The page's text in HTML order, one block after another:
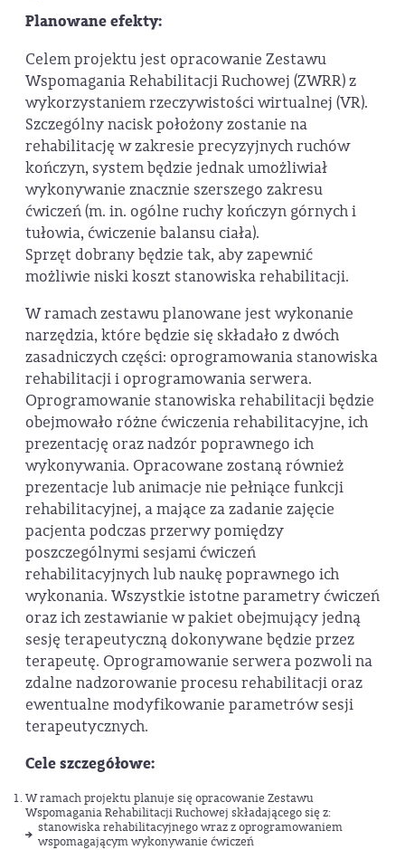
Planowane efekty:
Celem projektu jest opracowanie Zestawu
Wspomagania Rehabilitacji Ruchowej (ZWRR) z
wykorzystaniem rzeczywistości wirtualnej (VR).
Szczególny nacisk położony zostanie na
rehabilitację w zakresie precyzyjnych ruchów
kończyn, system będzie jednak umożliwiał
wykonywanie znacznie szerszego zakresu
ćwiczeń (m. in. ogólne ruchy kończyn górnych i
tułowia, ćwiczenie balansu ciała).
Sprzęt dobrany będzie tak, aby zapewnić
możliwie niski koszt stanowiska rehabilitacji.
W ramach zestawu planowane jest wykonanie
narzędzia, które będzie się składało z dwóch
zasadniczych części: oprogramowania stanowiska
rehabilitacji i oprogramowania serwera.
Oprogramowanie stanowiska rehabilitacji będzie
obejmowało różne ćwiczenia rehabilitacyjne, ich
prezentację oraz nadzór poprawnego ich
wykonywania. Opracowane zostaną również
prezentacje lub animacje nie pełniące funkcji
rehabilitacyjnej, a mające za zadanie zajęcie
pacjenta podczas przerwy pomiędzy
poszczególnymi sesjami ćwiczeń
rehabilitacyjnych lub naukę poprawnego ich
wykonania. Wszystkie istotne parametry ćwiczeń
oraz ich zestawianie w pakiet obejmujący jedną
sesję terapeutyczną dokonywane będzie przez
terapeutę. Oprogramowanie serwera pozwoli na
zdalne nadzorowanie procesu rehabilitacji oraz
ewentualne modyfikowanie parametrów sesji
terapeutycznych.
Cele szczegółowe:
W ramach projektu planuje się opracowanie Zestawu
Wspomagania Rehabilitacji Ruchowej składającego się z:
stanowiska rehabilitacyjnego wraz z oprogramowaniem
wspomagającym wykonywanie ćwiczeń